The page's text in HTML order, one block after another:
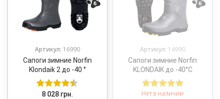
Артикул: 16990
Сапоги зимние Norfin
Klondaik 2 до -40 °
Оценка
8 028 грн.
Артикул: 14990
Сапоги зимние Norfin
KLONDAIK до -40°С
Оценка5.00
Нет в наличии